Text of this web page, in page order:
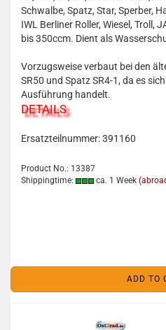
Schwalbe, Spatz, Star, Sperber,
IWL Berliner Roller, Wiesel, Troll,
bis 350ccm. Dient als
Vorzugsweise verbaut bei den
SR50 und Spatz SR4-1, da es
Ausführung handelt.
DETAILS
Ersatzteilnummer: 391160
Product No.: 13387
Shippingtime:
ca. 1 Week
ADD TO